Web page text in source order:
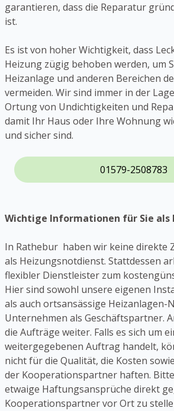
garantieren, dass die Reparatur
ist.
Es ist von hoher Wichtigkeit, dass
Heizung zügig behoben werden, um
Heizanlage und anderen Bereichen
vermeiden. Wir sind immer in der
Ortung von Undichtigkeiten und
damit Ihr Haus oder Ihre Wohnung
und sicher sind.
01579-2508783
Wichtige Informationen für Sie als
In Rathebur haben wir keine direkte
als Heizungsnotdienst. Stattdessen
flexibler Dienstleister zum
Hier sind sowohl unsere eigenen
als auch ortsansässige Heizanlagen-
Unternehmen als Geschäftspartner.
die Aufträge weiter. Falls es sich um
weitergegebenen Auftrag handelt,
nicht für die Qualität, die Kosten
der Kooperationspartner haften. Bitte
etwaige Haftungsansprüche direkt
Kooperationspartner vor Ort zu